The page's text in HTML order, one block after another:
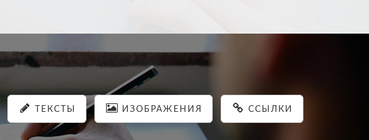
ТЕКСТЫ ИЗОБРАЖЕНИЯ ССЫЛКИ